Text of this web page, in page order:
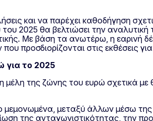
και να παρέχει καθοδήγηση
2025 θα βελτιώσει την αναλυτική
Με βάση τα ανωτέρω, η εαρινή
προσδιορίζονται στις εκθέσεις
για το 2025
της ζώνης του ευρώ σχετικά
μεταξύ άλλων μέσω
της ανταγωνιστικότητας, την